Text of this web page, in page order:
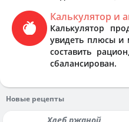
Калькулятор и
Калькулятор
увидеть плюсы и
составить
сбалансирован.
Новые рецепты